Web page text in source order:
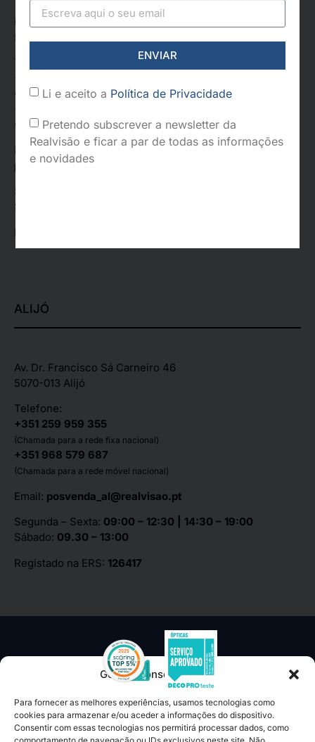
Gerir o Consentimento
Para fornecer as melhores experiências, usamos tecnologias como
cookies para armazenar e/ou aceder a informações do dispositivo.
Consentir com essas tecnologias nos permitirá processar dados, como
Rua de Santa Iria, 9-A, Loja 3,
5000-446 Vila Real
Telefone:
+351 259 328 877
(Chamada para a rede fixa nacional)
+351 968 579 688
(Chamada para a rede móvel nacional)
Email:
posvenda_vr@realvisao.pt
Segunda – Sexta:
Sábado:
Registado na ERS:
ALIJÓ
Av. Dr. Francisco Sá Carneiro 46
5070-013 Alijó
Telefone:
+351 259 959 355
(Chamada para a rede fixa nacional)
+351 968 579 687
(Chamada para a rede móvel nacional)
Email: posvenda_al@realvisao.pt
Segunda – Sexta: 09:00 – 12:30 | 14:30 – 19:00
Sábado: 09.30 – 13:00
Registado na ERS: 126417
TERMOS E CONDIÇÕES
LIVRO DE RECLAMAÇÕES
Li e aceito a Política de Privacidade
Pretendo subscrever a newsletter da
Realvisão e ficar a par de todas as informações
e novidades
ENVIAR